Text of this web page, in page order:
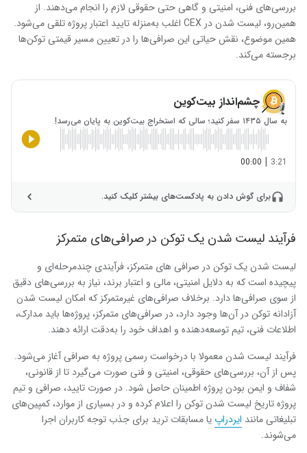
بررسی‌های فنی، امنیتی و گاهی حتی حقوقی لازم را انجام می‌دهند. از
همین‌رو، لیست شدن در CEX اغلب به‌منزله تایید اعتبار پروژه تلقی می‌شود.
همین موضوع، نقش حیاتی این صرافی‌ها را در تعیین مسیر قیمتی توکن‌ها
برجسته‌ می‌کند.
چشم‌انداز بیت‌کوین
به سال ۱۴۳۵ سفر کنید؛ سالی که استخراج بیت‌کوین به پایان می‌رسد!
3:21
|
00:00
برای گوش دادن به پادکست‌های بیشتر کلیک کنید.
فرآیند لیست شدن یک توکن در صرافی‌های متمرکز
لیست شدن یک توکن در صرافی های متمرکز، فرآیندی چندمرحله‌ای و
پیچیده است که به دلایل امنیتی، مالی و اعتبار برند، نیاز به بررسی‌های دقیق
از سوی صرافی‌ها دارد. برخلاف صرافی‌های غیرمتمرکز که امکان لیست شدن
آزادانه توکن‌ در آن‌ها وجود دارد، در صرافی‌های متمرکز، پروژه‌ها باید مدارک،
اطلاعات فنی، تیم توسعه‌دهنده و اهداف خود را به‌دقت ارائه دهند.
فرآیند لیست شدن معمولا با درخواست رسمی پروژه به صرافی آغاز می‌شود.
پس از آن، بررسی‌های حقوقی، امنیتی و فنی صورت می‌گیرد تا از قانونی،
شفاف و ایمن بودن پروژه اطمینان حاصل شود. در صورت تایید، صرافی و تیم
پروژه تاریخ لیست شدن توکن را اعلام کرده و در بسیاری از موارد، کمپین‌های
تبلیغاتی مانند ایردراپ یا مسابقات ترید برای جذب توجه کاربران اجرا
می‌شوند.